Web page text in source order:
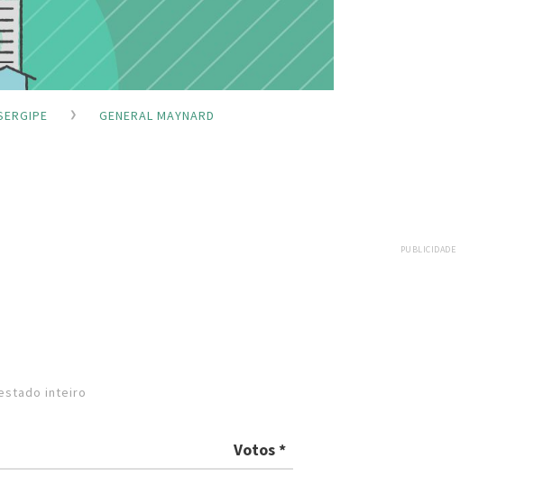
GENERAL MAYNARD
PUBLICIDADE
inteiro
Votos *